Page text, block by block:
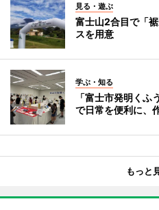
見る・遊ぶ
富士山2合目で「
スを用意
学ぶ・知る
「富士市発明く
で日常を便利に、
もっと